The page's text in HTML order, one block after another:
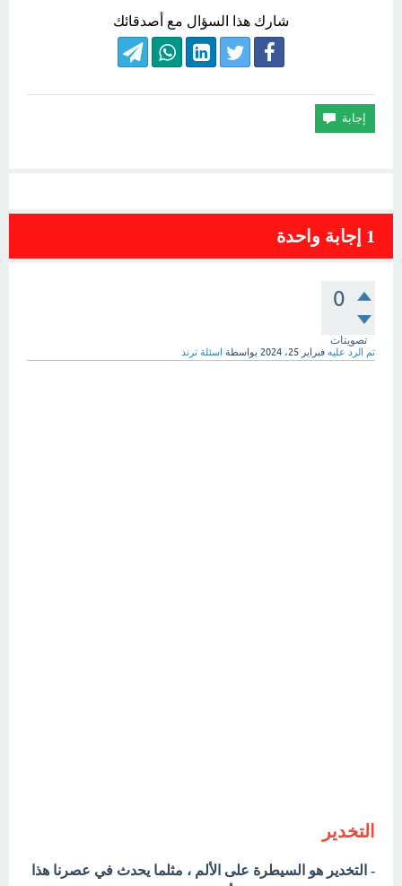
شارك هذا السؤال مع أصدقائك
1 إجابة واحدة
0
تصويتات
تم الرد عليه فبراير 25، 2024 بواسطة اسئلة ترند
التخدير
- التخدير هو السيطرة على الألم ، مثلما يحدث في عصرنا هذا